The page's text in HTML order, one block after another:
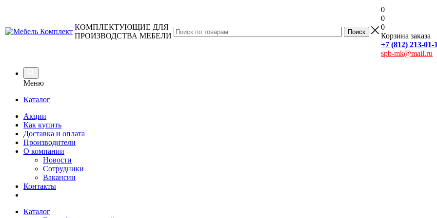
КОМПЛЕКТУЮЩИЕ ДЛЯ
ПРОИЗВОДСТВА МЕБЕЛИ
0
0
0
Корзина заказа
+7 (812) 213-01-
spb-mk@mail.ru
Меню
Каталог
Акции
Как купить
Доставка и оплата
Производители
О компании
Новости
Сотрудники
Вакансии
Контакты
Каталог